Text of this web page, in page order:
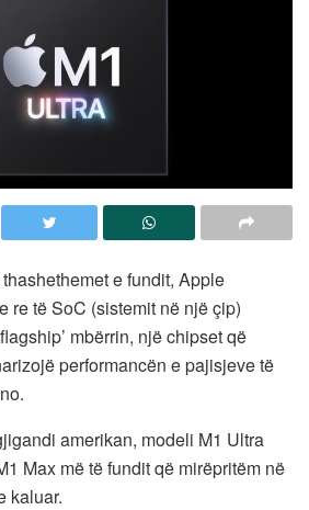
e fundit, Apple
re të SoC (sistemit në një çip)
mbërrin, një chipset që
performancën e pajisjeve të
amerikan, modeli M1 Ultra
Max më të fundit që mirëpritëm në
kaluar.